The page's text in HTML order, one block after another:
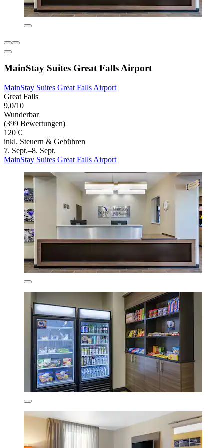
MainStay Suites Great Falls Airport
MainStay Suites Great Falls Airport
Great Falls
9,0/10
Wunderbar
(399 Bewertungen)
120 €
inkl. Steuern & Gebühren
7. Sept.–8. Sept.
MainStay Suites Great Falls Airport